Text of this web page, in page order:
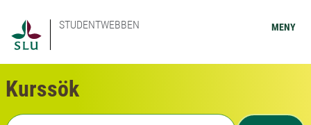
STUDENTWEBBEN MENY
Kurssök
Fritext sökning